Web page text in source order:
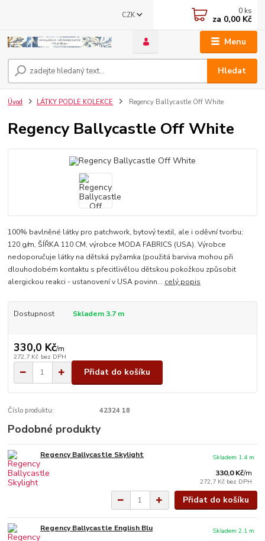
Menu
CZK
Hledat
0 ks
za 0,00 Kč
Úvod LÁTKY PODLE KOLEKCE Regency Ballycastle Off White
Regency Ballycastle Off White
100% bavlněné látky pro patchwork, bytový textil, ale i oděvní tvorbu;
120 g/m, ŠÍŘKA 110 CM, výrobce MODA FABRICS (USA). Výrobce
nedoporučuje látky na dětská pyžamka (použitá barviva mohou při
dlouhodobém kontaktu s přecitlivělou dětskou pokožkou způsobit
alergickou reakci - ustanovení v USA povinn... celý popis
Dostupnost Skladem 3.7 m
330,0 Kč/m
272,7 Kč bez DPH
Přidat do košíku
Číslo produktu: 42324 18
Podobné produkty
Regency Ballycastle Skylight
330,0 Kč/m
272,7 Kč bez DPH
Skladem 1.4 m
Přidat do košíku
Regency Ballycastle English Blu
Skladem 2.1 m